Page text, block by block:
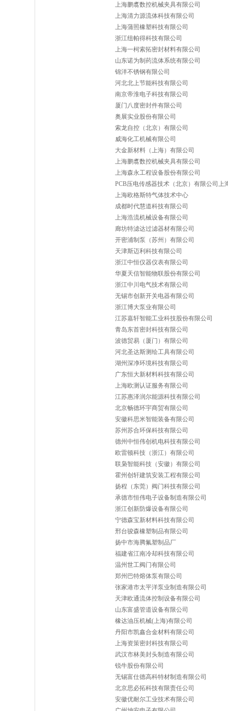
上海鹏翥数控机械夹具有限公司
上海清力源流体科技有限公司
上海蒲照橡塑科技有限公司
浙江纽帕得科技有限公司
上海一柯索拓密封材料有限公司
山东诺为制药流体系统有限公司
锦洋不锈钢有限公司
河北北上节能科技有限公司
南京帝淮电子科技有限公司
厦门八度密封件有限公司
奥展实业股份有限公司
索龙自控（北京）有限公司
威海化工机械有限公司
大金新材料（上海）有限公司
上海鹏翥数控机械夹具有限公司
上海森永工程设备股份有限公司
PCB压电传感器技术（北京）有限公司上
上海欧格斯特气体技术中心
成都时代慧道科技有限公司
上海浩流机械设备有限公司
廊坊特滤达过滤器材有限公司
开密浦制泵（苏州）有限公司
天津斯迈利科技有限公司
浙江中恒仪器仪表有限公司
华夏天信智能物联股份有限公司
浙江中川电气技术有限公司
无锡市创新开关电器有限公司
浙江博大泵业有限公司
江苏嘉轩智能工业科技股份有限公司
青岛东首密封科技有限公司
波德贸易（厦门）有限公司
河北圣达斯测绘工具有限公司
湖州深净环境科技有限公司
广东恒大新材料科技有限公司
上海欧测认证服务有限公司
江苏惠泽润尔能源科技有限公司
北京畅德环宇商贸有限公司
安徽科思米智能装备有限公司
苏州苏合环保科技有限公司
德州中恒伟创机电科技有限公司
欧雷顿科技（浙江）有限公司
联枭智能科技（安徽）有限公司
霍州创轩建筑安装工程有限公司
扬程（东莞）阀门科技有限公司
承德市恒伟电子设备制造有限公司
浙江创新防爆设备有限公司
宁德森宝新材料科技有限公司
邢台骏森橡塑制品有限公司
扬中市海腾氟塑制品厂
福建省江南冷却科技有限公司
温州世工阀门有限公司
郑州巴特熔体泵有限公司
张家港市太平洋泵业制造有限公司
天津欧通流体控制设备有限公司
山东富盛管道设备有限公司
橡达油压机械(上海)有限公司
丹阳市凯鑫合金材料有限公司
上海资策密封科技有限公司
武汉市林美封头制造有限公司
锐牛股份有限公司
无锡富仕德高科特材制造有限公司
北京思必拓科技有限责任公司
安徽优耐尔工业技术有限公司